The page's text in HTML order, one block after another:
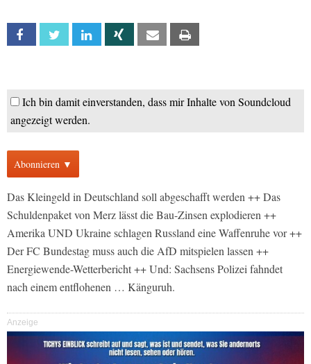
Facebook Twitter Linkedin Xing Email
Ich bin damit einverstanden, dass mir Inhalte von Soundcloud
angezeigt werden.
Abonnieren ▼
Das Kleingeld in Deutschland soll abgeschafft werden ++ Das
Schuldenpaket von Merz lässt die Bau-Zinsen explodieren ++
Amerika UND Ukraine schlagen Russland eine Waffenruhe vor ++
Der FC Bundestag muss auch die AfD mitspielen lassen ++
Energiewende-Wetterbericht ++ Und: Sachsens Polizei fahndet
nach einem entflohenen … Känguruh.
Anzeige